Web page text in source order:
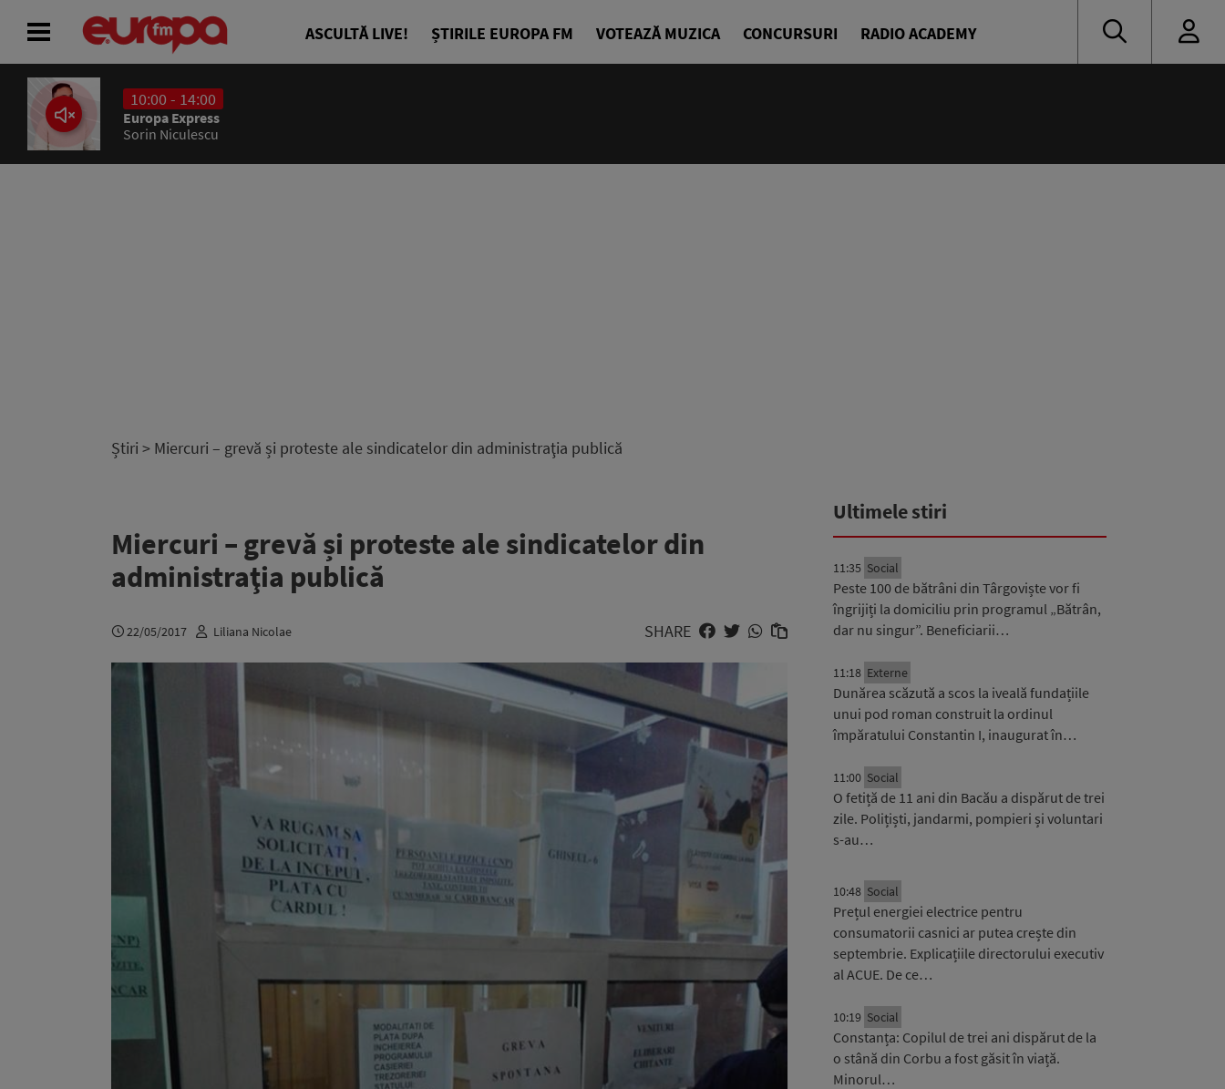
ASCULTĂ LIVE! ȘTIRILE EUROPA FM VOTEAZĂ MUZICA CONCURSURI RADIO ACADEMY
10:00 - 14:00
Europa Express
Sorin Niculescu
Știri > Miercuri – grevă și proteste ale sindicatelor din administraţia publică
Miercuri – grevă și proteste ale sindicatelor din
administraţia publică
22/05/2017 Liliana Nicolae SHARE
Ultimele stiri
11:35 Social
Peste 100 de bătrâni din Târgoviște vor fi
îngrijiți la domiciliu prin programul „Bătrân,
dar nu singur”. Beneficiarii…
11:18 Externe
Dunărea scăzută a scos la iveală fundațiile
unui pod roman construit la ordinul
împăratului Constantin I, inaugurat în…
11:00 Social
O fetiță de 11 ani din Bacău a dispărut de trei
zile. Polițiști, jandarmi, pompieri și voluntari
s-au…
10:48 Social
Prețul energiei electrice pentru
consumatorii casnici ar putea crește din
septembrie. Explicațiile directorului executiv
al ACUE. De ce…
10:19 Social
Constanța: Copilul de trei ani dispărut de la
o stână din Corbu a fost găsit în viață.
Minorul…
ACASĂ
ȘTIRI